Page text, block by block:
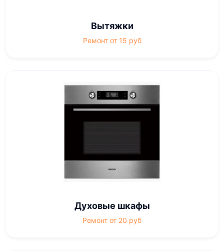
Вытяжки
Ремонт от 15 руб
Духовые шкафы
Ремонт от 20 руб